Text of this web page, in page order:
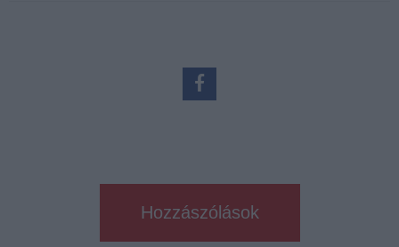
Hozzászólások